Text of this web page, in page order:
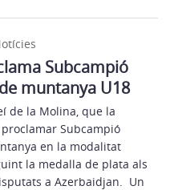
Subcampió
muntanya U18
de la Molina, que la
Subcampió
en la modalitat
la medalla de plata als
a Azerbaidjan. Un